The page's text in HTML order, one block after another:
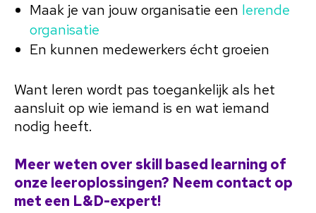
Maak je van jouw organisatie een lerende
organisatie
En kunnen medewerkers écht groeien
Want leren wordt pas toegankelijk als het
aansluit op wie iemand is en wat iemand
nodig heeft.
Meer weten over skill based learning of
onze leeroplossingen? Neem contact op
met een L&D-expert!